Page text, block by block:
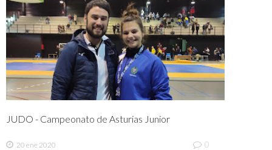
JUDO - Campeonato de Asturias Junior
20 ene 2020 0